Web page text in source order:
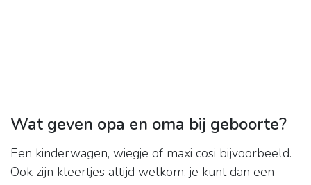
Wat geven opa en oma bij geboorte?
Een kinderwagen, wiegje of maxi cosi bijvoorbeeld.
Ook zijn kleertjes altijd welkom, je kunt dan een